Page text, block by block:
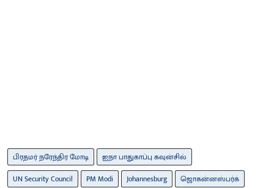
பிரதமர் நரேந்திர மோடி
ஐநா பாதுகாப்பு கவுன்சில்
UN Security Council
PM Modi Johannesburg ஜொகன்னஸ்பர்க்